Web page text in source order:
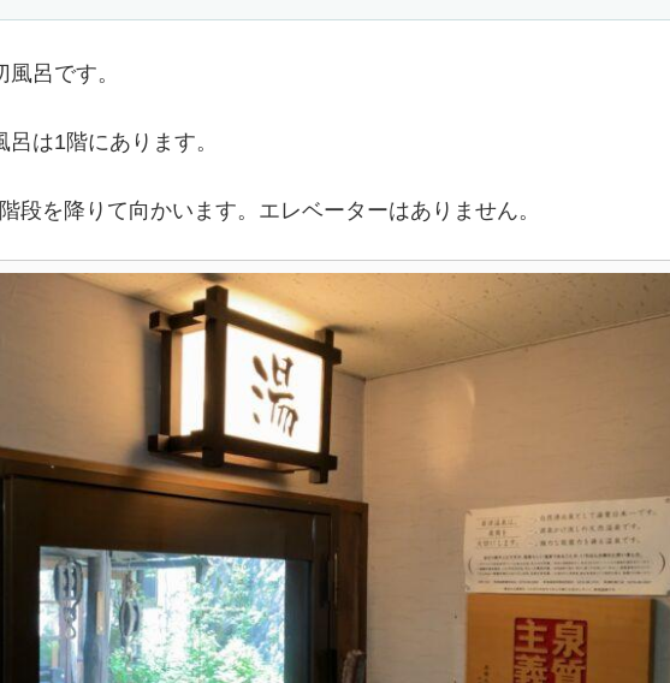
呂です。
は1階にあります。
段を降りて向かいます。エレベーターはありません。